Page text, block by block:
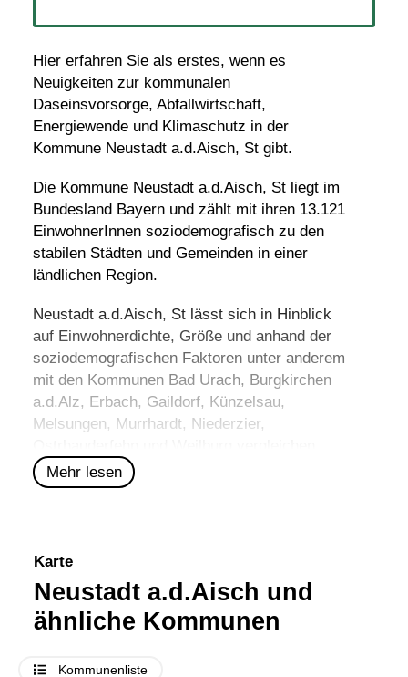
Hier erfahren Sie als erstes, wenn es
Neuigkeiten zur kommunalen
Daseinsvorsorge, Abfallwirtschaft,
Energiewende und Klimaschutz in der
Kommune Neustadt a.d.Aisch, St gibt.
Die Kommune Neustadt a.d.Aisch, St liegt im
Bundesland Bayern und zählt mit ihren 13.121
EinwohnerInnen soziodemografisch zu den
stabilen Städten und Gemeinden in einer
ländlichen Region.
Neustadt a.d.Aisch, St lässt sich in Hinblick
auf Einwohnerdichte, Größe und anhand der
soziodemografischen Faktoren unter anderem
mit den Kommunen Bad Urach, Burgkirchen
a.d.Alz, Erbach, Gaildorf, Künzelsau,
Melsungen, Murrhardt, Niederzier,
Mehr lesen
Karte
Neustadt a.d.Aisch und
ähnliche Kommunen
Kommunenliste